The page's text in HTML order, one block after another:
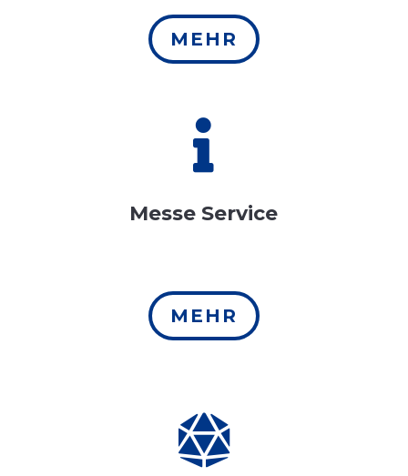
MEHR

Messe Service
MEHR
